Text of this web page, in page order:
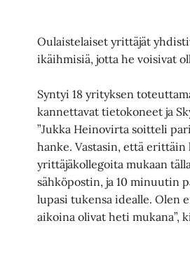
Oulaistelaiset yrittäjät
ikäihmisiä, jotta he voisivat
Syntyi 18 yrityksen
kannettavat tietokoneet ja
”Jukka Heinovirta soitteli
hanke. Vastasin, että erittäin
yrittäjäkollegoita mukaan
sähköpostin, ja 10 minuutin
lupasi tukensa idealle. Olen
aikoina olivat heti mukana”,